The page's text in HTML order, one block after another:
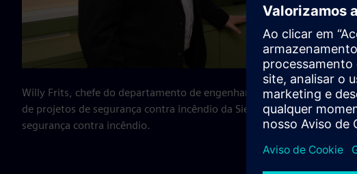
Willy Frits, chefe do departamento de engenharia BovenIJ e Eric
de projetos de segurança contra incêndio da Siemens, em frente ao
segurança contra incêndio.